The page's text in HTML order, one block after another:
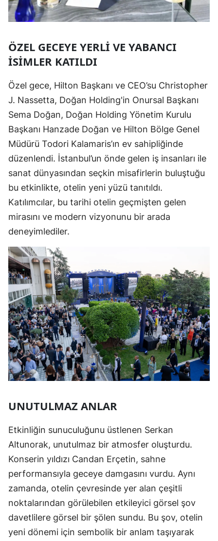
ÖZEL GECEYE YERLI VE YABANCI
İSIMLER KATILDI
Özel gece, Hilton Başkanı ve CEO’su Christopher
J. Nassetta, Doğan Holding'in Onursal Başkanı
Sema Doğan, Doğan Holding Yönetim Kurulu
Başkanı Hanzade Doğan ve Hilton Bölge Genel
Müdürü Todori Kalamaris’ın ev sahipliğinde
düzenlendi. İstanbul’un önde gelen iş insanları ile
sanat dünyasından seçkin misafirlerin buluştuğu
bu etkinlikte, otelin yeni yüzü tanıtıldı.
Katılımcılar, bu tarihi otelin geçmişten gelen
mirasını ve modern vizyonunu bir arada
deneyimlediler.
UNUTULMAZ ANLAR
Etkinliğin sunuculuğunu üstlenen Serkan
Altunorak, unutulmaz bir atmosfer oluşturdu.
Konserin yıldızı Candan Erçetin, sahne
performansıyla geceye damgasını vurdu. Aynı
zamanda, otelin çevresinde yer alan çeşitli
noktalarından görülebilen etkileyici görsel şov
davetlilere görsel bir şölen sundu. Bu şov, otelin
yeni dönemi için sembolik bir anlam taşıyarak